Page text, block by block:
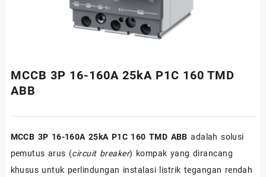
MCCB 3P 16-160A 25kA P1C 160 TMD
ABB
MCCB 3P 16-160A 25kA P1C 160 TMD ABB adalah solusi
pemutus arus (circuit breaker) kompak yang dirancang
khusus untuk perlindungan instalasi listrik tegangan rendah